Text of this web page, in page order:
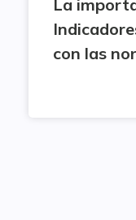
La
con las